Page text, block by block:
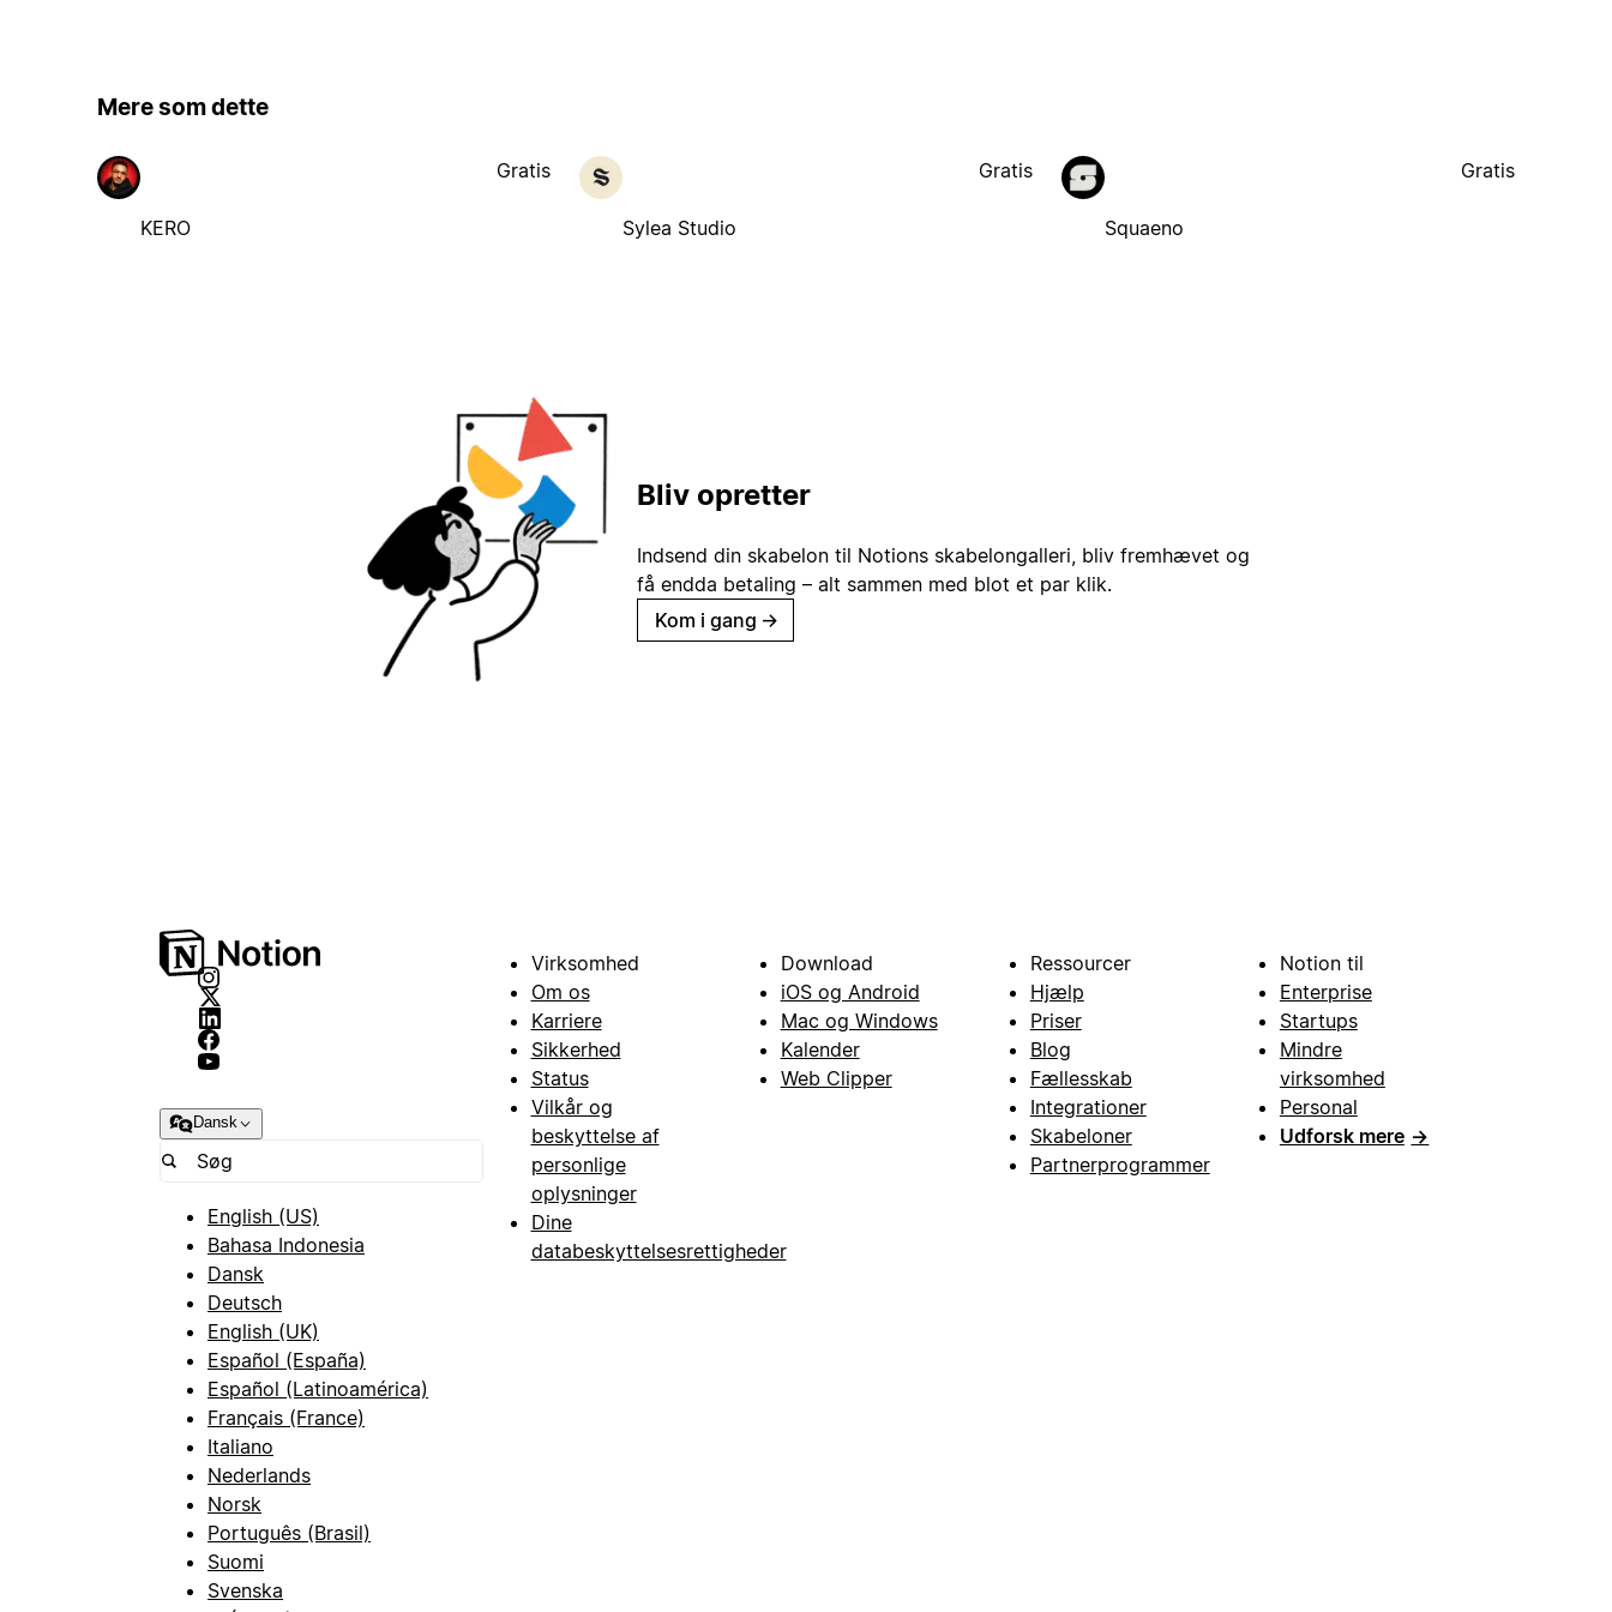
Mere som dette
KERO
Gratis
Sylea Studio
Gratis
Squaeno
Gratis
Bliv opretter
Indsend din skabelon til Notions skabelongalleri, bliv fremhævet og
få endda betaling – alt sammen med blot et par klik.
Kom i gang →
Dansk
English (US)
Bahasa Indonesia
Dansk
Deutsch
English (UK)
Español (España)
Español (Latinoamérica)
Français (France)
Italiano
Nederlands
Norsk
Português (Brasil)
Suomi
Svenska
Virksomhed
Om os
Karriere
Sikkerhed
Status
Vilkår og
beskyttelse af
personlige
oplysninger
Dine
databeskyttelsesrettigheder
Download
iOS og Android
Mac og Windows
Kalender
Web Clipper
Ressourcer
Hjælp
Priser
Blog
Fællesskab
Integrationer
Skabeloner
Partnerprogrammer
Notion til
Enterprise
Startups
Mindre
virksomhed
Personal
Udforsk mere →